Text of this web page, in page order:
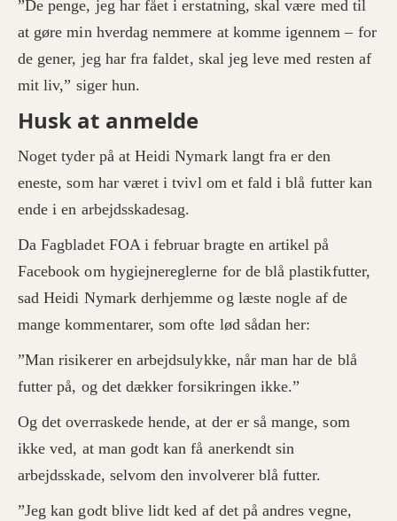
”De penge, jeg har fået i erstatning, skal være med til
at gøre min hverdag nemmere at komme igennem – for
de gener, jeg har fra faldet, skal jeg leve med resten af
mit liv,” siger hun.
Husk at anmelde
Noget tyder på at Heidi Nymark langt fra er den
eneste, som har været i tvivl om et fald i blå futter kan
ende i en arbejdsskadesag.
Da Fagbladet FOA i februar bragte en artikel på
Facebook om hygiejnereglerne for de blå plastikfutter,
sad Heidi Nymark derhjemme og læste nogle af de
mange kommentarer, som ofte lød sådan her:
”Man risikerer en arbejdsulykke, når man har de blå
futter på, og det dækker forsikringen ikke.”
Og det overraskede hende, at der er så mange, som
ikke ved, at man godt kan få anerkendt sin
arbejdsskade, selvom den involverer blå futter.
”Jeg kan godt blive lidt ked af det på andres vegne,